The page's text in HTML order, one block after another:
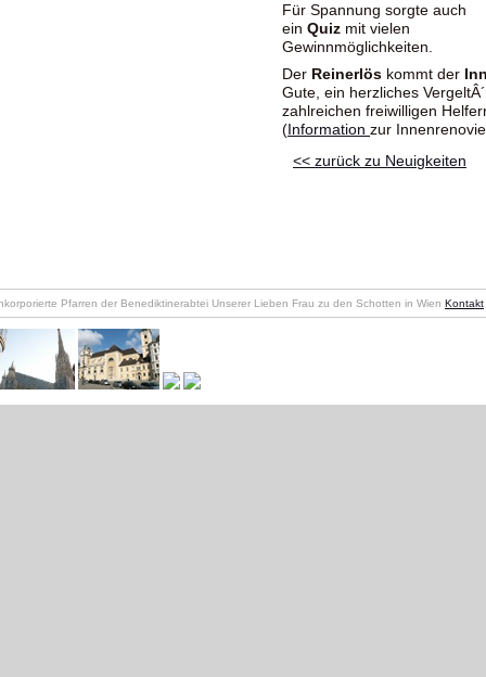
Für Spannung sorgte auch
ein Quiz mit vielen
Gewinnmöglichkeiten.
Der Reinerlös kommt der
Gute, ein herzliches
zahlreichen freiwilligen
( Information zur
<< zurück zu Neuigkeiten
Pfarren der Benediktinerabtei Unserer Lieben Frau zu den Schotten in Wien Kontakt